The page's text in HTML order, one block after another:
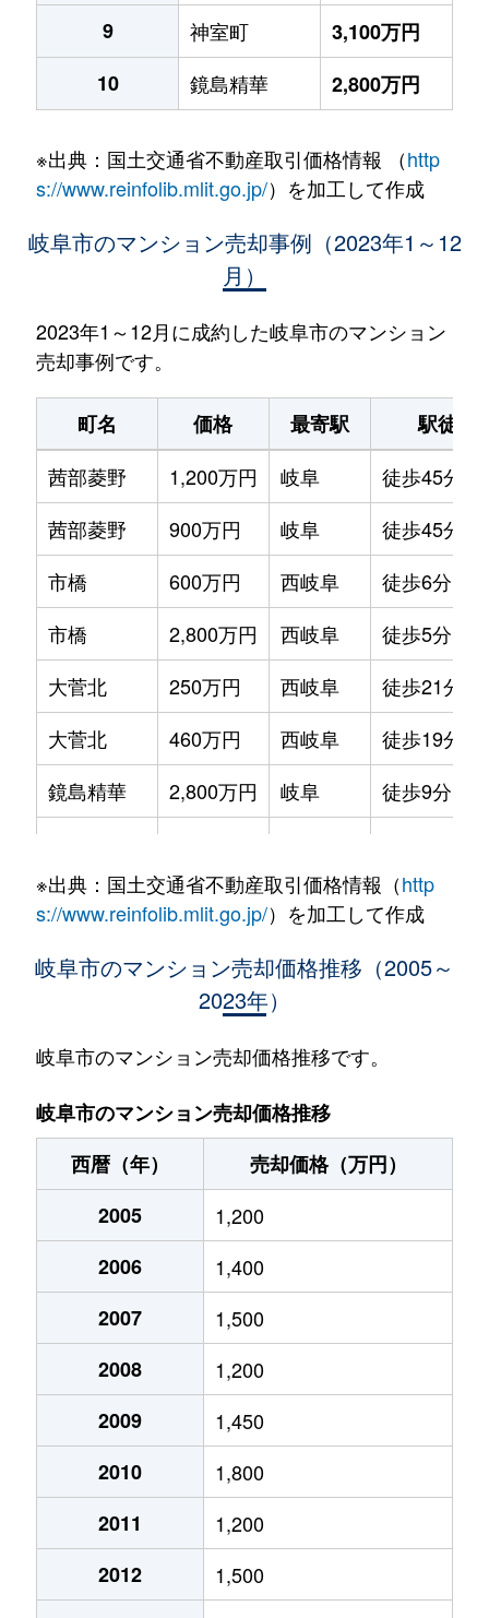
9
神室町
3,100万円
10
鏡島精華 2,800万円
※出典：国土交通省不動産取引価格情報 （http
s://www.reinfolib.mlit.go.jp/）を加工して作成
岐阜市のマンション売却事例（2023年1～12
月）
2023年1～12月に成約した岐阜市のマンション
売却事例です。
町名 価格 最寄駅
駅徒歩
茜部菱野
1,200万円 岐阜
徒歩45分
茜部菱野
900万円 岐阜
徒歩45分
市橋
600万円 西岐阜
徒歩6分
市橋
2,800万円 西岐阜
徒歩5分
大菅北
250万円 西岐阜
徒歩21分
大菅北
460万円 西岐阜
徒歩19分
鏡島精華
2,800万円 岐阜
徒歩9分
加納大黒町
3,300万円 岐阜
徒歩11分
3,200万円
加納水野町
240万円 岐阜
蕪城町
2,700万円 岐阜
神室町
3,100万円 岐阜
徒歩14分
500万円
510万円
清住町
2,700万円
清住町
2,600万円
清住町
3,000万円
1,100万円
幸ノ町
490万円
幸ノ町
1,600万円
※出典：国土交通省不動産取引価格情報（http
s://www.reinfolib.mlit.go.jp/）を加工して作成
岐阜市のマンション売却価格推移（2005～
2023年）
岐阜市のマンション売却価格推移です。
岐阜市のマンション売却価格推移
西暦（年）
売却価格（万円）
2005
1,200
2006
1,400
2007
1,500
2008
1,200
2009
1,450
2010
1,800
2011
1,200
2012
1,500